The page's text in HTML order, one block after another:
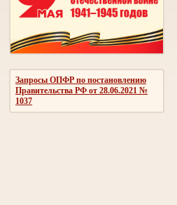
Запросы ОПФР по постановлению
Правительства РФ от 28.06.2021 №
1037